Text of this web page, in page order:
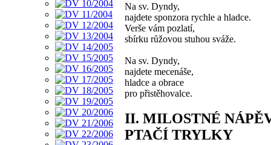
Na sv. Dyndy,
najdete sponzora rychle a hladce.
Verše vám pozlatí,
sbírku růžovou stuhou sváže.
Na sv. Dyndy,
najdete mecenáše,
hladce a obrace
pro přistěhovalce.
II. MILOSTNÉ
PTAČÍ TRYLKY